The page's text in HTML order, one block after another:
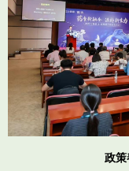
政策